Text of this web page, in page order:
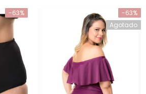
-63%
-63%
Agotado